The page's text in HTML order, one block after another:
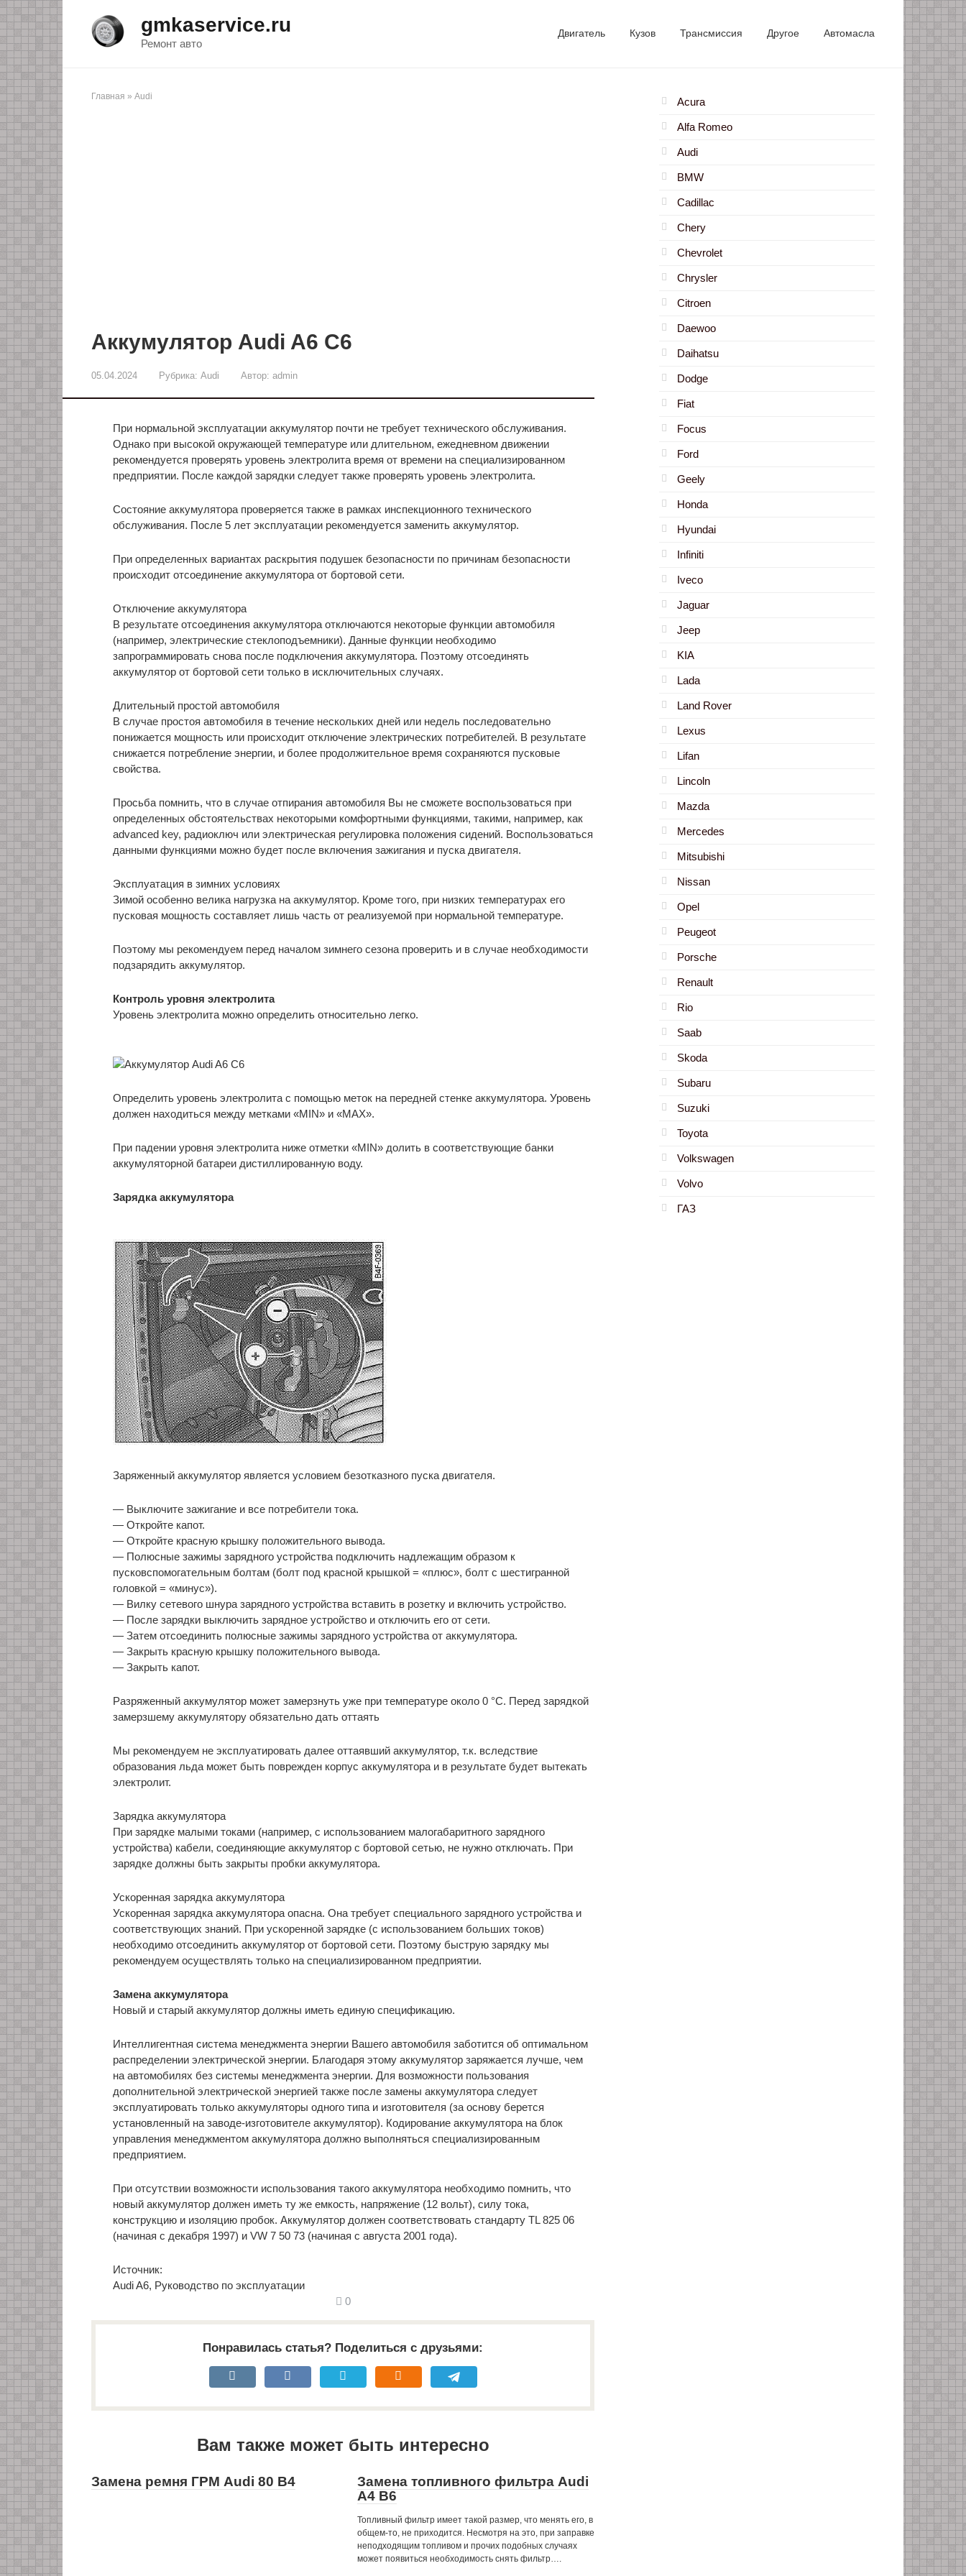
Перейти
к
контенту
gmkaservice.ru
Ремонт авто
Двигатель Кузов Трансмиссия Другое Автомасла
Главная » Audi
Аккумулятор Audi A6 C6
05.04.2024 Рубрика: Audi Автор: admin
При нормальной эксплуатации аккумулятор почти не требует технического обслуживания.
Однако при высокой окружающей температуре или длительном, ежедневном движении
рекомендуется проверять уровень электролита время от времени на специализированном
предприятии. После каждой зарядки следует также проверять уровень электролита.
Состояние аккумулятора проверяется также в рамках инспекционного технического
обслуживания. После 5 лет эксплуатации рекомендуется заменить аккумулятор.
При определенных вариантах раскрытия подушек безопасности по причинам безопасности
происходит отсоединение аккумулятора от бортовой сети.
Отключение аккумулятора
В результате отсоединения аккумулятора отключаются некоторые функции автомобиля
(например, электрические стеклоподъемники). Данные функции необходимо
запрограммировать снова после подключения аккумулятора. Поэтому отсоединять
аккумулятор от бортовой сети только в исключительных случаях.
Длительный простой автомобиля
В случае простоя автомобиля в течение нескольких дней или недель последовательно
понижается мощность или происходит отключение электрических потребителей. В результате
снижается потребление энергии, и более продолжительное время сохраняются пусковые
свойства.
Просьба помнить, что в случае отпирания автомобиля Вы не сможете воспользоваться при
определенных обстоятельствах некоторыми комфортными функциями, такими, например, как
advanced key, радиоключ или электрическая регулировка положения сидений. Воспользоваться
данными функциями можно будет после включения зажигания и пуска двигателя.
Эксплуатация в зимних условиях
Зимой особенно велика нагрузка на аккумулятор. Кроме того, при низких температурах его
пусковая мощность составляет лишь часть от реализуемой при нормальной температуре.
Поэтому мы рекомендуем перед началом зимнего сезона проверить и в случае необходимости
подзарядить аккумулятор.
Контроль уровня электролита
Уровень электролита можно определить относительно легко.
Определить уровень электролита с помощью меток на передней стенке аккумулятора. Уровень
должен находиться между метками «MIN» и «МАХ».
При падении уровня электролита ниже отметки «MIN» долить в соответствующие банки
аккумуляторной батареи дистиллированную воду.
Зарядка аккумулятора
Заряженный аккумулятор является условием безотказного пуска двигателя.
— Выключите зажигание и все потребители тока.
— Откройте капот.
— Откройте красную крышку положительного вывода.
— Полюсные зажимы зарядного устройства подключить надлежащим образом к
пусковспомогательным болтам (болт под красной крышкой = «плюс», болт с шестигранной
головкой = «минус»).
— Вилку сетевого шнура зарядного устройства вставить в розетку и включить устройство.
— После зарядки выключить зарядное устройство и отключить его от сети.
— Затем отсоединить полюсные зажимы зарядного устройства от аккумулятора.
— Закрыть красную крышку положительного вывода.
— Закрыть капот.
Разряженный аккумулятор может замерзнуть уже при температуре около 0 °С. Перед зарядкой
замерзшему аккумулятору обязательно дать оттаять
Мы рекомендуем не эксплуатировать далее оттаявший аккумулятор, т.к. вследствие
образования льда может быть поврежден корпус аккумулятора и в результате будет вытекать
электролит.
Зарядка аккумулятора
При зарядке малыми токами (например, с использованием малогабаритного зарядного
устройства) кабели, соединяющие аккумулятор с бортовой сетью, не нужно отключать. При
зарядке должны быть закрыты пробки аккумулятора.
Ускоренная зарядка аккумулятора
Ускоренная зарядка аккумулятора опасна. Она требует специального зарядного устройства и
соответствующих знаний. При ускоренной зарядке (с использованием больших токов)
необходимо отсоединить аккумулятор от бортовой сети. Поэтому быструю зарядку мы
рекомендуем осуществлять только на специализированном предприятии.
Замена аккумулятора
Новый и старый аккумулятор должны иметь единую спецификацию.
Интеллигентная система менеджмента энергии Вашего автомобиля заботится об оптимальном
распределении электрической энергии. Благодаря этому аккумулятор заряжается лучше, чем
на автомобилях без системы менеджмента энергии. Для возможности пользования
дополнительной электрической энергией также после замены аккумулятора следует
эксплуатировать только аккумуляторы одного типа и изготовителя (за основу берется
установленный на заводе-изготовителе аккумулятор). Кодирование аккумулятора на блок
управления менеджментом аккумулятора должно выполняться специализированным
предприятием.
При отсутствии возможности использования такого аккумулятора необходимо помнить, что
новый аккумулятор должен иметь ту же емкость, напряжение (12 вольт), силу тока,
конструкцию и изоляцию пробок. Аккумулятор должен соответствовать стандарту TL 825 06
(начиная с декабря 1997) и VW 7 50 73 (начиная с августа 2001 года).
Источник:
Audi A6, Руководство по эксплуатации
0
Понравилась статья? Поделиться с друзьями:
Вам также может быть интересно
Замена ремня ГРМ Audi 80 B4
Замена топливного фильтра Audi
A4 B6
Топливный фильтр имеет такой размер, что менять его, в
общем-то, не приходится. Несмотря на это, при заправке
неподходящим топливом и прочих подобных случаях
может появиться необходимость снять фильтр….
Acura
Alfa Romeo
Audi
BMW
Cadillac
Chery
Chevrolet
Chrysler
Citroen
Daewoo
Daihatsu
Dodge
Fiat
Focus
Ford
Geely
Honda
Hyundai
Infiniti
Iveco
Jaguar
Jeep
KIA
Lada
Land Rover
Lexus
Lifan
Lincoln
Mazda
Mercedes
Mitsubishi
Nissan
Opel
Peugeot
Porsche
Renault
Rio
Saab
Skoda
Subaru
Suzuki
Toyota
Volkswagen
Volvo
ГАЗ